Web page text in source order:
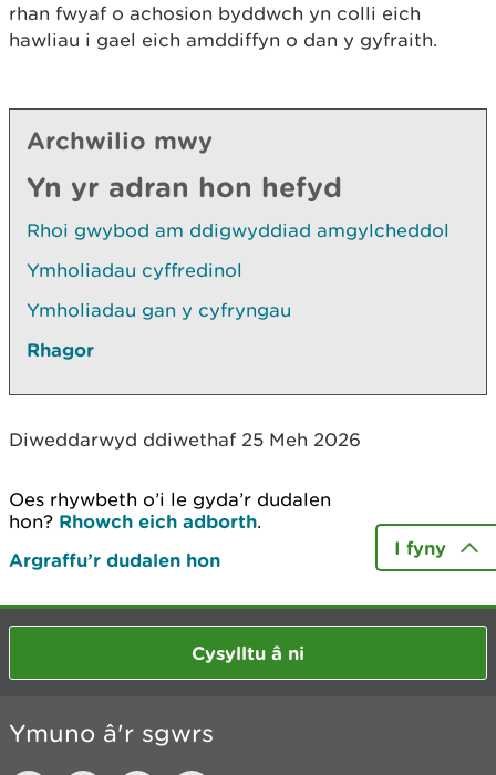
rhan fwyaf o achosion byddwch yn colli eich
hawliau i gael eich amddiffyn o dan y gyfraith.
Archwilio mwy
Yn yr adran hon hefyd
Rhoi gwybod am ddigwyddiad amgylcheddol
Ymholiadau cyffredinol
Ymholiadau gan y cyfryngau
Rhagor
Diweddarwyd ddiwethaf 25 Meh 2026
Oes rhywbeth o’i le gyda’r dudalen
hon? Rhowch eich adborth.
Argraffu’r dudalen hon
I fyny
Cysylltu â ni
Ymuno â'r sgwrs